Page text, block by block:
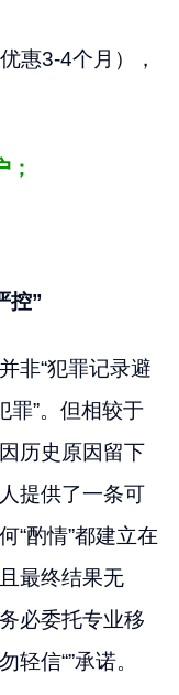
惠3-4个月），
控”
非“犯罪记录避
罪”。但相较于
历史原因留下
提供了一条可
“酌情”都建立在
最终结果无
必委托专业移
信“”承诺。